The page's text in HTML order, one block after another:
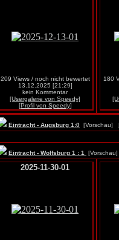
209 Views / noch nicht bewertet
13.12.2025 [21:29]
kein Kommentar
[Usergalerie von Speedy]
[Profil von Speedy]
180
Eintracht - Augsburg 1:0 [Vorschau]
Eintracht - Wolfsburg 1 : 1
2025-11-30-01